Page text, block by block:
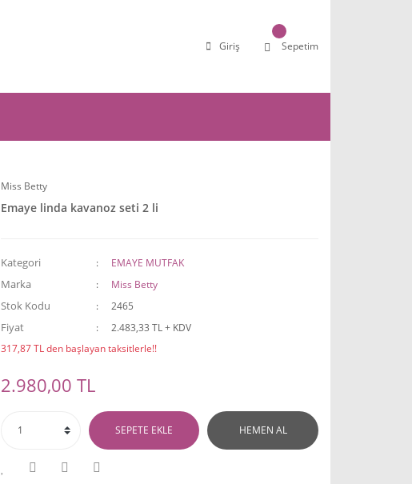
Giriş Sepetim
Miss Betty
Emaye linda kavanoz seti 2 li
Kategori EMAYE MUTFAK
Marka Miss Betty
Stok Kodu 2465
Fiyat
2.483,33 TL + KDV
317,87 TL den başlayan taksitlerle!!
2.980,00 TL
SEPETE EKLE HEMEN AL